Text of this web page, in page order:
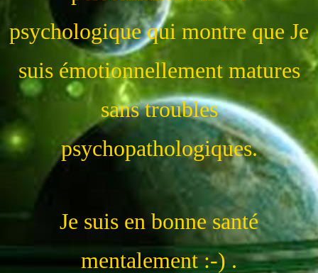
psychologique qui montre que Je
suis émotionnellement matures
sans troubles
psychopathologiques.
Je suis en bonne santé
mentalement :-) .